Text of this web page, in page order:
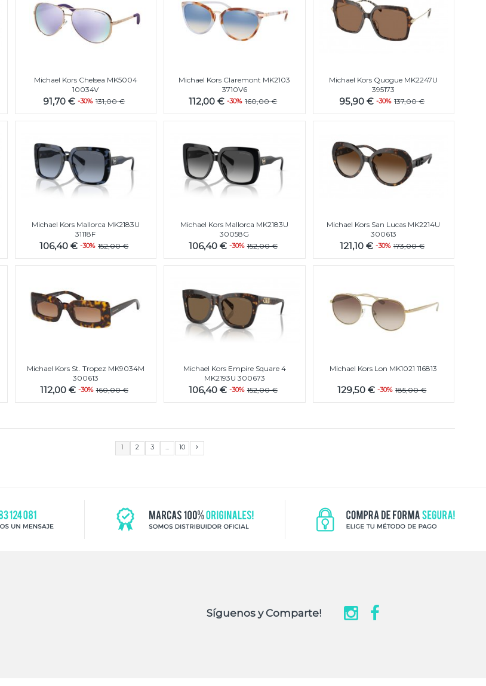
Michael Kors Chelsea MK5004
10034V
91,70 €-30% 131,00 €
Michael Kors Claremont MK2103
3710V6
112,00 €-30% 160,00 €
Michael Kors Quogue MK2247U
395173
95,90 €-30% 137,00 €
Michael Kors Mallorca MK2183U
31118F
106,40 €-30% 152,00 €
Michael Kors Mallorca MK2183U
30058G
106,40 € -30% 152,00 €
Michael Kors San Lucas MK2214U
300613
121,10 € -30% 173,00 €
Michael Kors St. Tropez MK9034M
300613
112,00 € -30% 160,00 €
Michael Kors Empire Square 4
MK2193U 300673
106,40 € -30% 152,00 €
Michael Kors Lon MK1021 116813
129,50 €-30% 185,00 €
1 2 3 ... 10
Síguenos y Comparte!